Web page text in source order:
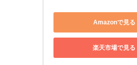
Amazonで見る
楽天市場で見る